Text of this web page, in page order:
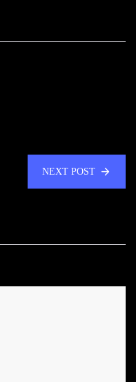
NEXT POST